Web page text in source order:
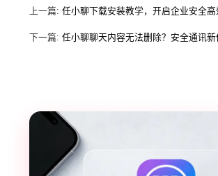
上一篇: 任小聊下载安装教学，开启企业安全
下一篇: 任小聊聊天内容无法删除？安全通讯新